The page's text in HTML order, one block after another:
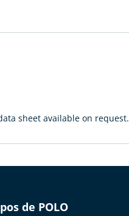
sheet available on request.
de POLO